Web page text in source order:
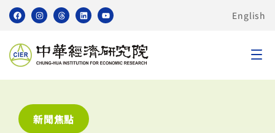
English
新聞焦點